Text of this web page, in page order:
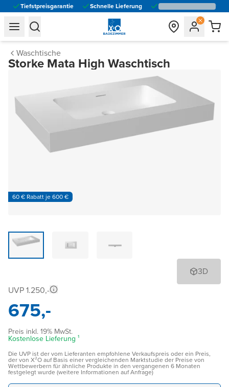
Tiefstpreisgarantie Schnelle Lieferung
general.navigation.toggle_menu.label
general.navigation.toggle_menu.label
Waschtische
Storke Mata High Waschtisch
60 € Rabatt je 600 €
3D
UVP 1.250,-
675,-
Preis inkl. 19% MwSt.
Kostenlose Lieferung ¹
Die UVP ist der vom Lieferanten empfohlene Verkaufspreis oder ein Preis,
der von X²O auf Basis einer vergleichenden Marktstudie der Preise von
Wettbewerbern für ähnliche Produkte in den vergangenen 6 Monaten
festgelegt wurde (weitere Informationen auf Anfrage)